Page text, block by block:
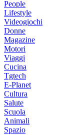
People
Lifestyle
Videogiochi
Donne
Magazine
Motori
Viaggi
Cucina
Tgtech
E-Planet
Cultura
Salute
Scuola
Animali
Spazio